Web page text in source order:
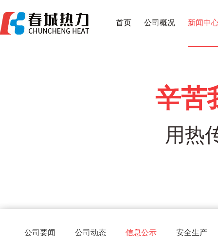
首页 公司概况 新闻中
辛苦
用热
公司要闻 公司动态 信息公示 安全生产